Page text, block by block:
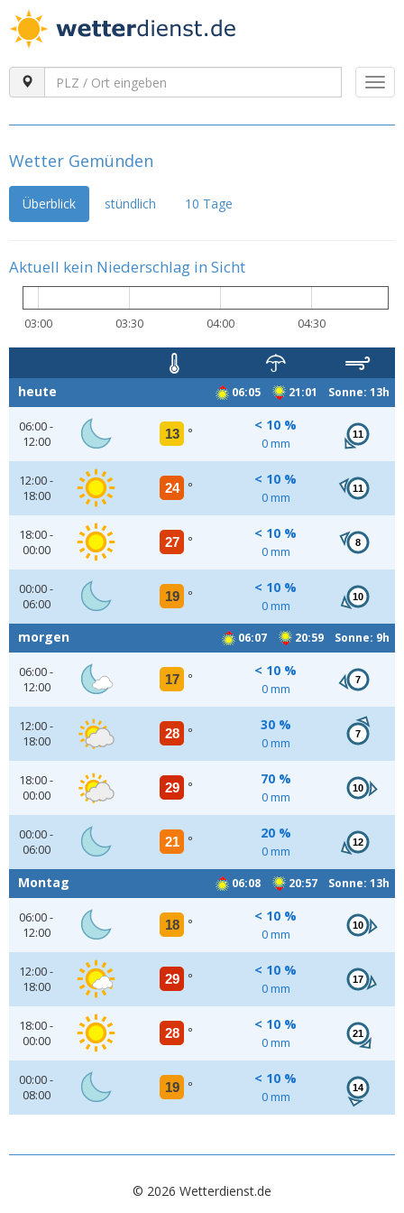
Wetter Gemünden
Überblick stündlich 10 Tage
Aktuell kein Niederschlag in Sicht
03:00 03:30 04:00 04:30
06:05 21:01 Sonne: 13h
heute
06:00 -
12:00
13 °
< 10 %
0 mm
11
12:00 -
18:00
24 °
< 10 %
0 mm
11
18:00 -
00:00
27 °
< 10 %
0 mm
8
00:00 -
06:00
19 °
< 10 %
0 mm
10
06:07 20:59 Sonne: 9h
morgen
06:00 -
12:00
17 °
< 10 %
0 mm
7
12:00 -
18:00
28 °
30 %
0 mm
7
18:00 -
00:00
29 °
70 %
0 mm
10
00:00 -
06:00
21 °
20 %
0 mm
12
06:08 20:57 Sonne: 13h
Montag
06:00 -
12:00
18 °
< 10 %
0 mm
10
12:00 -
18:00
29 °
< 10 %
0 mm
17
18:00 -
00:00
28 °
< 10 %
0 mm
21
00:00 -
08:00
19 °
< 10 %
0 mm
14
© 2026 Wetterdienst.de